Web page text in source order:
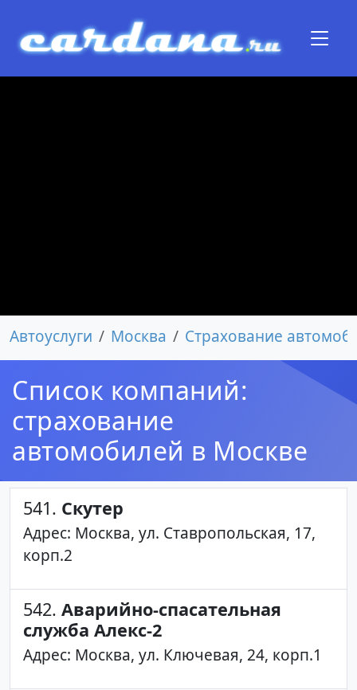
Автоуслуги Москва Страхование
Список компаний:
страхование
автомобилей в Москве
541. Скутер
Адрес: Москва, ул. Ставропольская, 17,
корп.2
542. Аварийно-спасательная
служба Алекс-2
Адрес: Москва, ул. Ключевая, 24, корп.1